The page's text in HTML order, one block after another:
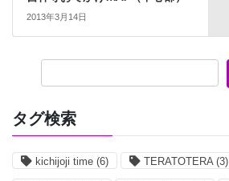
2013年3月14日
タグ検索
kichijoji time (6) TERATOTERA(3)